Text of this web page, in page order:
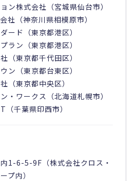
ン株式会社（宮城県仙台市）
社（神奈川県相模原市）
ード（東京都港区）
ラン（東京都港区）
（東京都千代田区）
ン（東京都台東区）
（東京都中央区）
・ワークス（北海道札幌市）
（千葉県印西市）
1-6-5-9F（株式会社クロス・
プ内）